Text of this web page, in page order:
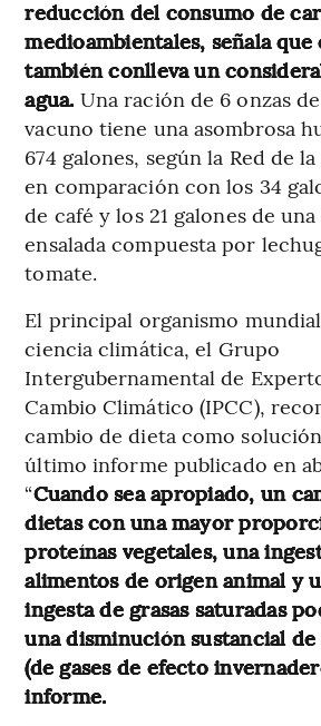
reducción del consumo de
medioambientales, señala
también conlleva un
agua. Una ración de 6 onzas
vacuno tiene una asombrosa
674 galones, según la Red de
en comparación con los 34
de café y los 21 galones de
ensalada compuesta por
tomate.
El principal organismo
ciencia climática, el Grupo
Intergubernamental de
Cambio Climático (IPCC),
cambio de dieta como
último informe publicado en
“Cuando sea apropiado, un
dietas con una mayor
proteínas vegetales, una
alimentos de origen animal y
ingesta de grasas saturadas
una disminución sustancial de
(de gases de efecto
informe.